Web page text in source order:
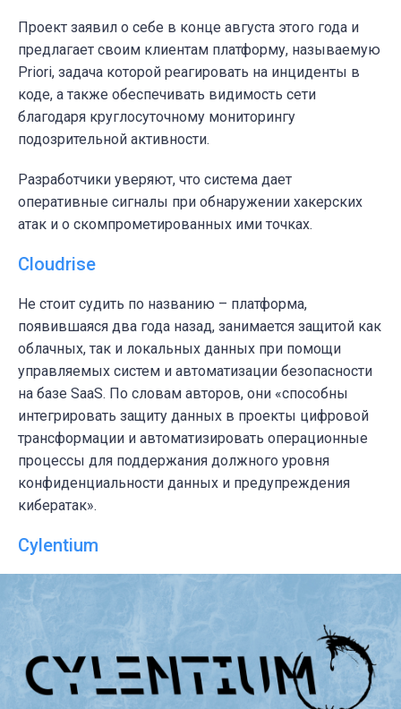
Проект заявил о себе в конце августа этого года и
предлагает своим клиентам платформу, называемую
Priori, задача которой реагировать на инциденты в
коде, а также обеспечивать видимость сети
благодаря круглосуточному мониторингу
подозрительной активности.
Разработчики уверяют, что система дает
оперативные сигналы при обнаружении хакерских
атак и о скомпрометированных ими точках.
Cloudrise
Не стоит судить по названию – платформа,
появившаяся два года назад, занимается защитой как
облачных, так и локальных данных при помощи
управляемых систем и автоматизации безопасности
на базе SaaS. По словам авторов, они «способны
интегрировать защиту данных в проекты цифровой
трансформации и автоматизировать операционные
процессы для поддержания должного уровня
конфиденциальности данных и предупреждения
кибератак».
Cylentium